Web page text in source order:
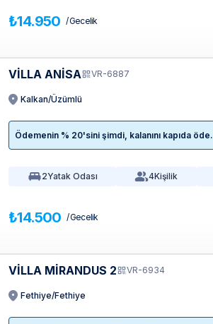
₺14.950 / Gecelik
VİLLA ANİSA VR-6887
Kalkan/Üzümlü
Ödemenin % 20'sini şimdi, kalanını kapıda öde.
2Yatak Odası 4Kişilik
₺14.500 / Gecelik
VİLLA MİRANDUS 2 VR-6934
Fethiye/Fethiye